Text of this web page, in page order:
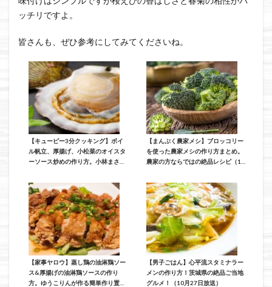
ッチリですよ。
皆さんも、ぜひ参考にしてみてくださいね。
【キューピー3分クッキング】ボイ
ル帆立、厚揚げ、小松菜のオイスタ
ーソース炒めの作り方。小林まさみ
ピ（12月16日放送）
【まんぷく農家メシ】ブロッコリー
を使った農家メシの作り方まとめ。
農家の方ならではの絶品レシピ（11
【家事ヤロウ】蒸し鶏の油淋鶏ソー
ス&厚揚げの油淋鶏ソースの作り
方。ゆうこりんが作る簡単作り置き
【男子ごはん】心平流スタミナラー
メンの作り方！茨城県の絶品ご当地
グルメ！（10月27日放送）